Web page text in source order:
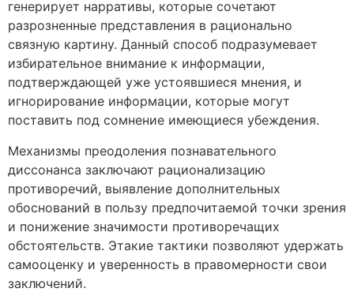
генерирует нарративы, которые сочетают
разрозненные представления в рационально
связную картину. Данный способ подразумевает
избирательное внимание к информации,
подтверждающей уже устоявшиеся мнения, и
игнорирование информации, которые могут
поставить под сомнение имеющиеся убеждения.
Механизмы преодоления познавательного
диссонанса заключают рационализацию
противоречий, выявление дополнительных
обоснований в пользу предпочитаемой точки зрения
и понижение значимости противоречащих
обстоятельств. Этакие тактики позволяют удержать
самооценку и уверенность в правомерности свои
заключений.